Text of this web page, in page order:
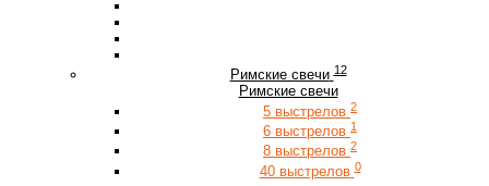
Римские свечи 12
Римские свечи
5 выстрелов 2
6 выстрелов 1
8 выстрелов 2
40 выстрелов 0